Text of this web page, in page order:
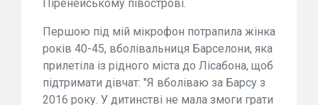
Піренейському півострові.
Першою під мій мікрофон потрапила жінка
років 40-45, вболівальниця Барселони, яка
прилетіла із рідного міста до Лісабона, щоб
підтримати дівчат: "Я вболіваю за Барсу з
2016 року. У дитинстві не мала змоги грати